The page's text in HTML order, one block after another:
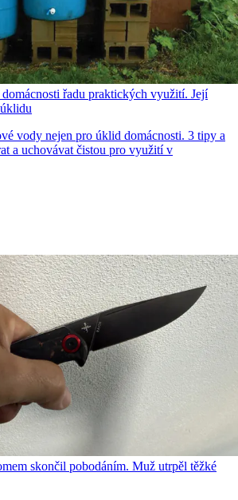
řadu praktických využití. Její
vody nejen pro úklid domácnosti. 3 tipy a
a uchovávat čistou pro využití v
skončil pobodáním. Muž utrpěl těžké